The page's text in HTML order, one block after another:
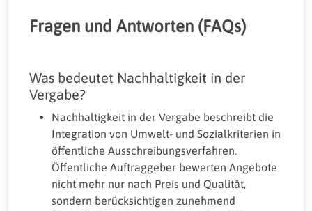
Fragen und Antworten (FAQs)
Was bedeutet Nachhaltigkeit in der
Vergabe?
Nachhaltigkeit in der Vergabe beschreibt die
Integration von Umwelt- und Sozialkriterien in
öffentliche Ausschreibungsverfahren.
Öffentliche Auftraggeber bewerten Angebote
nicht mehr nur nach Preis und Qualität,
sondern berücksichtigen zunehmend